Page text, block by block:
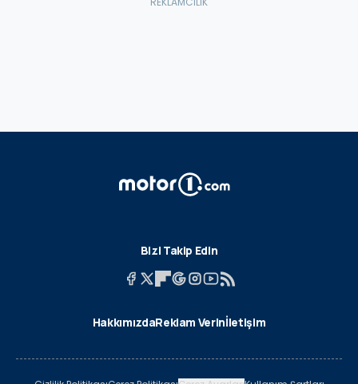
Bizi Takip Edin
HakkımızdaReklam Verinİletişim